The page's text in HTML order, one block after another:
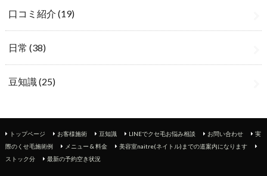
口コミ紹介 (19)
日常 (38)
豆知識(25)
トップページ お客様施術 豆知識 LINEでクセ毛お悩み相談 お問い合わせ
実
際のくせ毛施術例
メニュー & 料金
美容室naitre(ネイトル)までの道案内になります
ストック分
最新の予約空き状況